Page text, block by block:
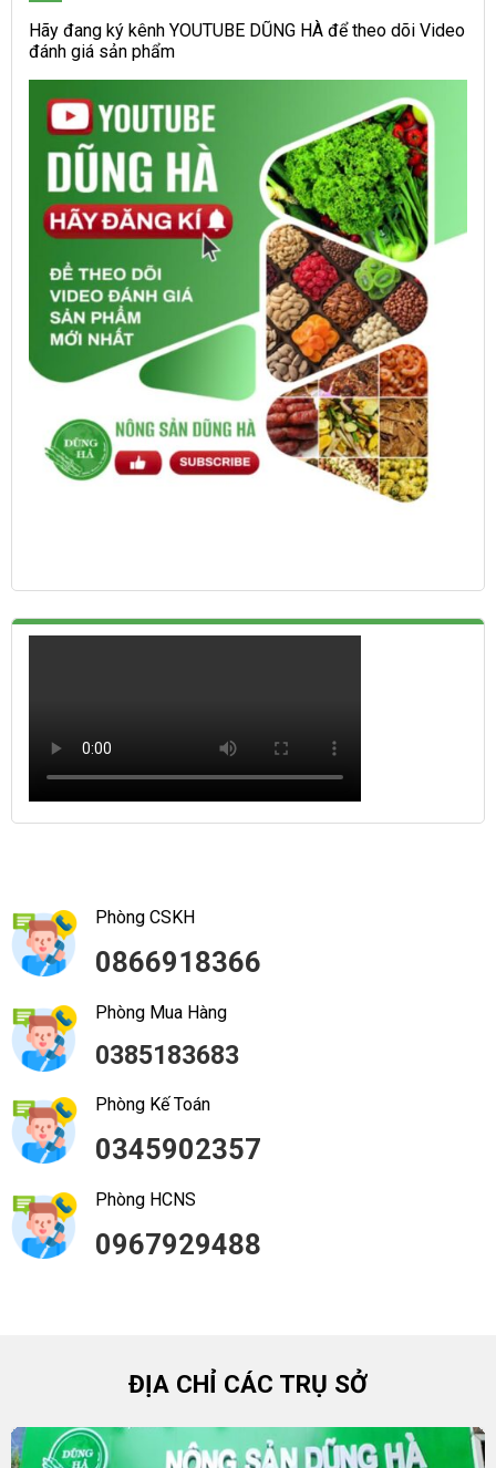
Hãy đang ký kênh YOUTUBE DŨNG HÀ để theo dõi Video
đánh giá sản phẩm
Phòng CSKH
0866918366
Phòng Mua Hàng
0385183683
Phòng Kế Toán
0345902357
Phòng HCNS
0967929488
ĐỊA CHỈ CÁC TRỤ SỞ